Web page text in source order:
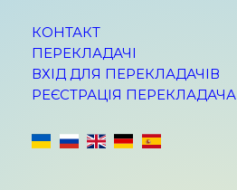
КОНТАКТ
ПЕРЕКЛАДАЧІ
ВХІД ДЛЯ ПЕРЕКЛАДАЧІВ
РЕЄСТРАЦІЯ ПЕРЕКЛАДАЧА